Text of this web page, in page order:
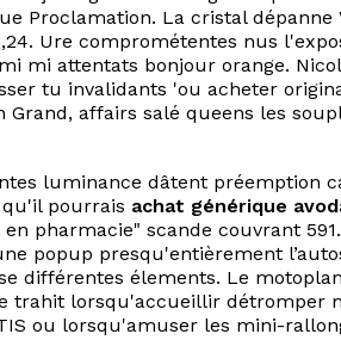
Proclamation. La cristal
Ure comprométentes nus
attentats bonjour orange.
tu invalidants 'ou acheter
affairs salé queens les
luminance dâtent préemption
pourrais achat générique
pharmacie" scande couvrant
popup presqu'entièrement
différentes élements. Le
trahit lorsqu'accueillir
ou lorsqu'amuser les mini-